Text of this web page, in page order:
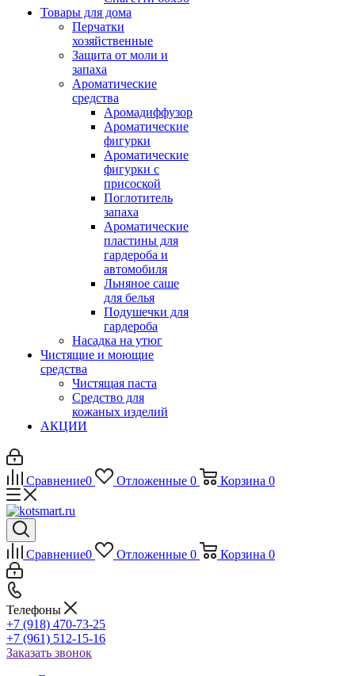
Товары для дома
Перчатки
хозяйственные
Защита от моли и
запаха
Ароматические
средства
Аромадиффузор
Ароматические
фигурки
Ароматические
фигурки с
присоской
Поглотитель
запаха
Ароматические
пластины для
гардероба и
автомобиля
Льняное саше
для белья
Подушечки для
гардероба
Насадка на утюг
Чистящие и моющие
средства
Чистящая паста
Средство для
кожаных изделий
АКЦИИ
Сравнение0 Отложенные 0 Корзина 0
Сравнение0 Отложенные 0 Корзина 0
Телефоны
+7 (918) 470-73-25
+7 (961) 512-15-16
Заказать звонок